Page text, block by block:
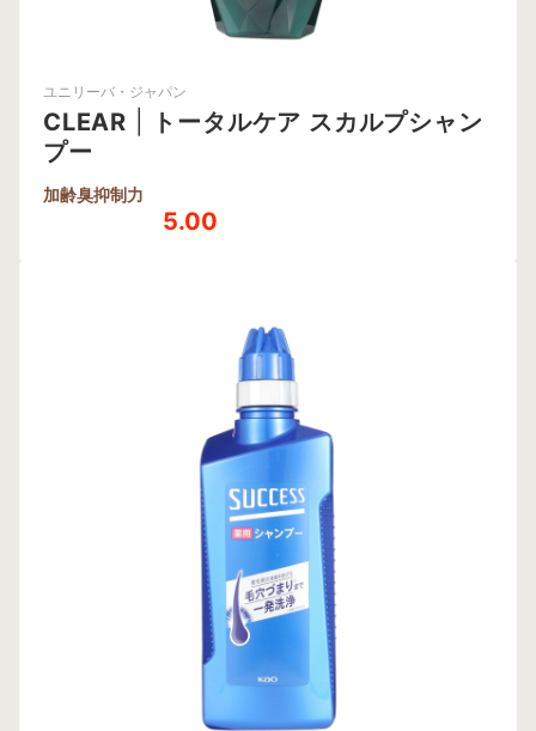
ユニリーバ・ジャパン
CLEAR
トータルケア スカルプシャン
プー
加齢臭抑制力
5.00